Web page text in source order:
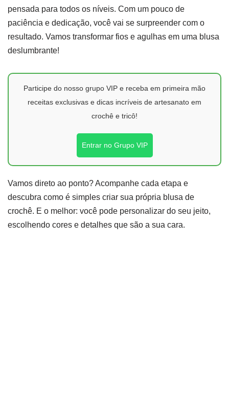
pensada para todos os níveis. Com um pouco de
paciência e dedicação, você vai se surpreender com o
resultado. Vamos transformar fios e agulhas em uma blusa
deslumbrante!
Participe do nosso grupo VIP e receba em primeira mão
receitas exclusivas e dicas incríveis de artesanato em
crochê e tricô!
Entrar no Grupo VIP
Vamos direto ao ponto? Acompanhe cada etapa e
descubra como é simples criar sua própria blusa de
crochê. E o melhor: você pode personalizar do seu jeito,
escolhendo cores e detalhes que são a sua cara.